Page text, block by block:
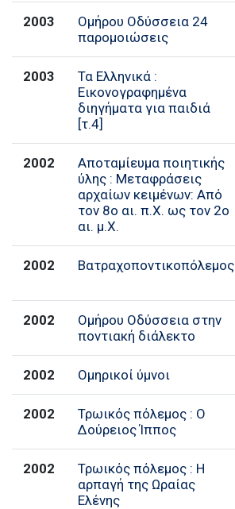
2003
Ομήρου Οδύσσεια 24
παρομοιώσεις
2003
Τα Ελληνικά :
Εικονογραφημένα
διηγήματα για παιδιά
[τ.4]
2002
Αποταμίευμα ποιητικής
ύλης : Μεταφράσεις
αρχαίων κειμένων: Από
τον 8ο αι. π.Χ. ως τον 2ο
αι. μ.Χ.
2002 Βατραχοποντικοπόλεμος
2002
Ομήρου Οδύσσεια στην
ποντιακή διάλεκτο
2002 Ομηρικοί ύμνοι
2002
Τρωικός πόλεμος : Ο
Δούρειος Ίππος
2002
Τρωικός πόλεμος : Η
αρπαγή της Ωραίας
Ελένης